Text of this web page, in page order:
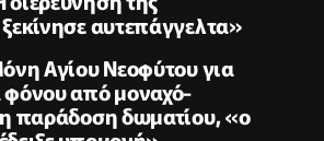
αυτεπάγγελτα»
Αγίου Νεοφύτου για
από μοναχό-
παράδοση δωματίου, «ο